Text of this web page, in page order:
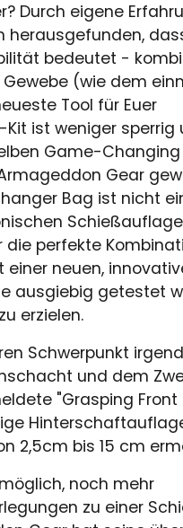
Durch eigene
herausgefunden,
bedeutet -
(wie dem
Tool für Euer
ist weniger sperrig
Game-Changing
Gear
Bag ist nicht
die perfekte
neuen,
ausgiebig getestet
erzielen.
Schwerpunkt
und dem
"Grasping Front
2,5cm bis 15 cm
noch mehr
zu einer